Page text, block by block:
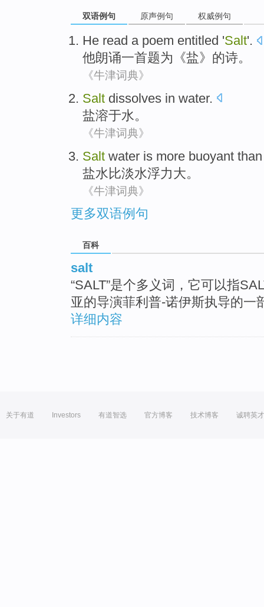
双语例句 原声例句 权威例句
He read a poem entitled 'Salt'.
他朗诵一首题为《盐》的诗。
《牛津词典》
Salt dissolves in water.
盐溶于水。
《牛津词典》
Salt water is more buoyant than
盐水比淡水浮力大。
《牛津词典》
更多双语例句
百科
salt
“SALT”是个多义词，它可以指
亚的导演菲利普-诺伊斯执导的一
详细内容
关于有道 Investors 有道智选 官方博客 技术博客 诚聘英才